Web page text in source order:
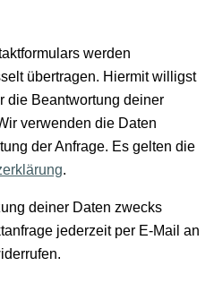
werden
übertragen. Hiermit willigst
die Beantwortung deiner
verwenden die Daten
der Anfrage. Es gelten die
.
deiner Daten zwecks
jederzeit per E-Mail an